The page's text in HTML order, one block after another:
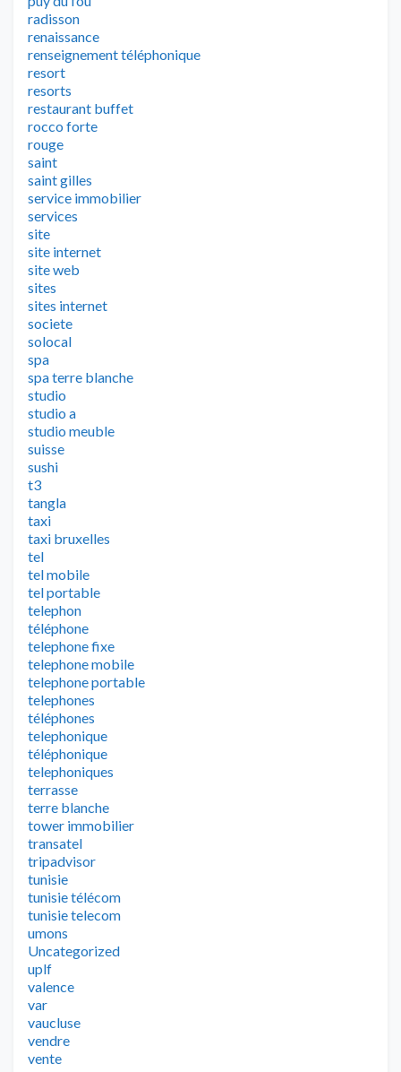
radisson
renaissance
renseignement téléphonique
resort
resorts
restaurant buffet
rocco forte
rouge
saint
saint gilles
service immobilier
services
site
site internet
site web
sites
sites internet
societe
solocal
spa
spa terre blanche
studio
studio a
studio meuble
suisse
sushi
t3
tangla
taxi
taxi bruxelles
tel
tel mobile
tel portable
telephon
téléphone
telephone fixe
telephone mobile
telephone portable
telephones
téléphones
telephonique
téléphonique
telephoniques
terrasse
terre blanche
tower immobilier
transatel
tripadvisor
tunisie
tunisie télécom
tunisie telecom
umons
Uncategorized
uplf
valence
var
vaucluse
vendre
vente